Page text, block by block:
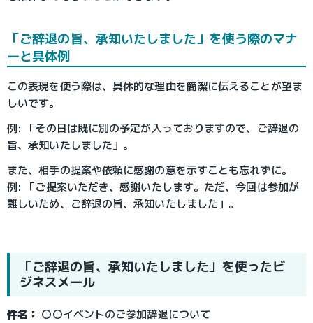
「ご辞退の旨、承知いたしました」を使う際のマナ
ーと具体例
この表現を使う際は、具体的な理由を簡潔に伝えることが望ま
しいです。
例: 「その日は既に別の予定が入っておりますので、ご辞退の
旨、承知いたしました」。
また、相手の提案や依頼に感謝の意を示すことも忘れずに。
例: 「ご提案いただき、感謝いたします。ただ、今回は参加が
難しいため、ご辞退の旨、承知いたしました」。
「ご辞退の旨、承知いたしました」を使ったビ
ジネスメール
件名： 〇〇イベントのご参加辞退について